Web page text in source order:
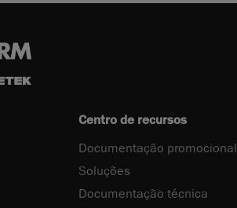
Centro de recursos
Documentação promocional
Soluções
Documentação técnica